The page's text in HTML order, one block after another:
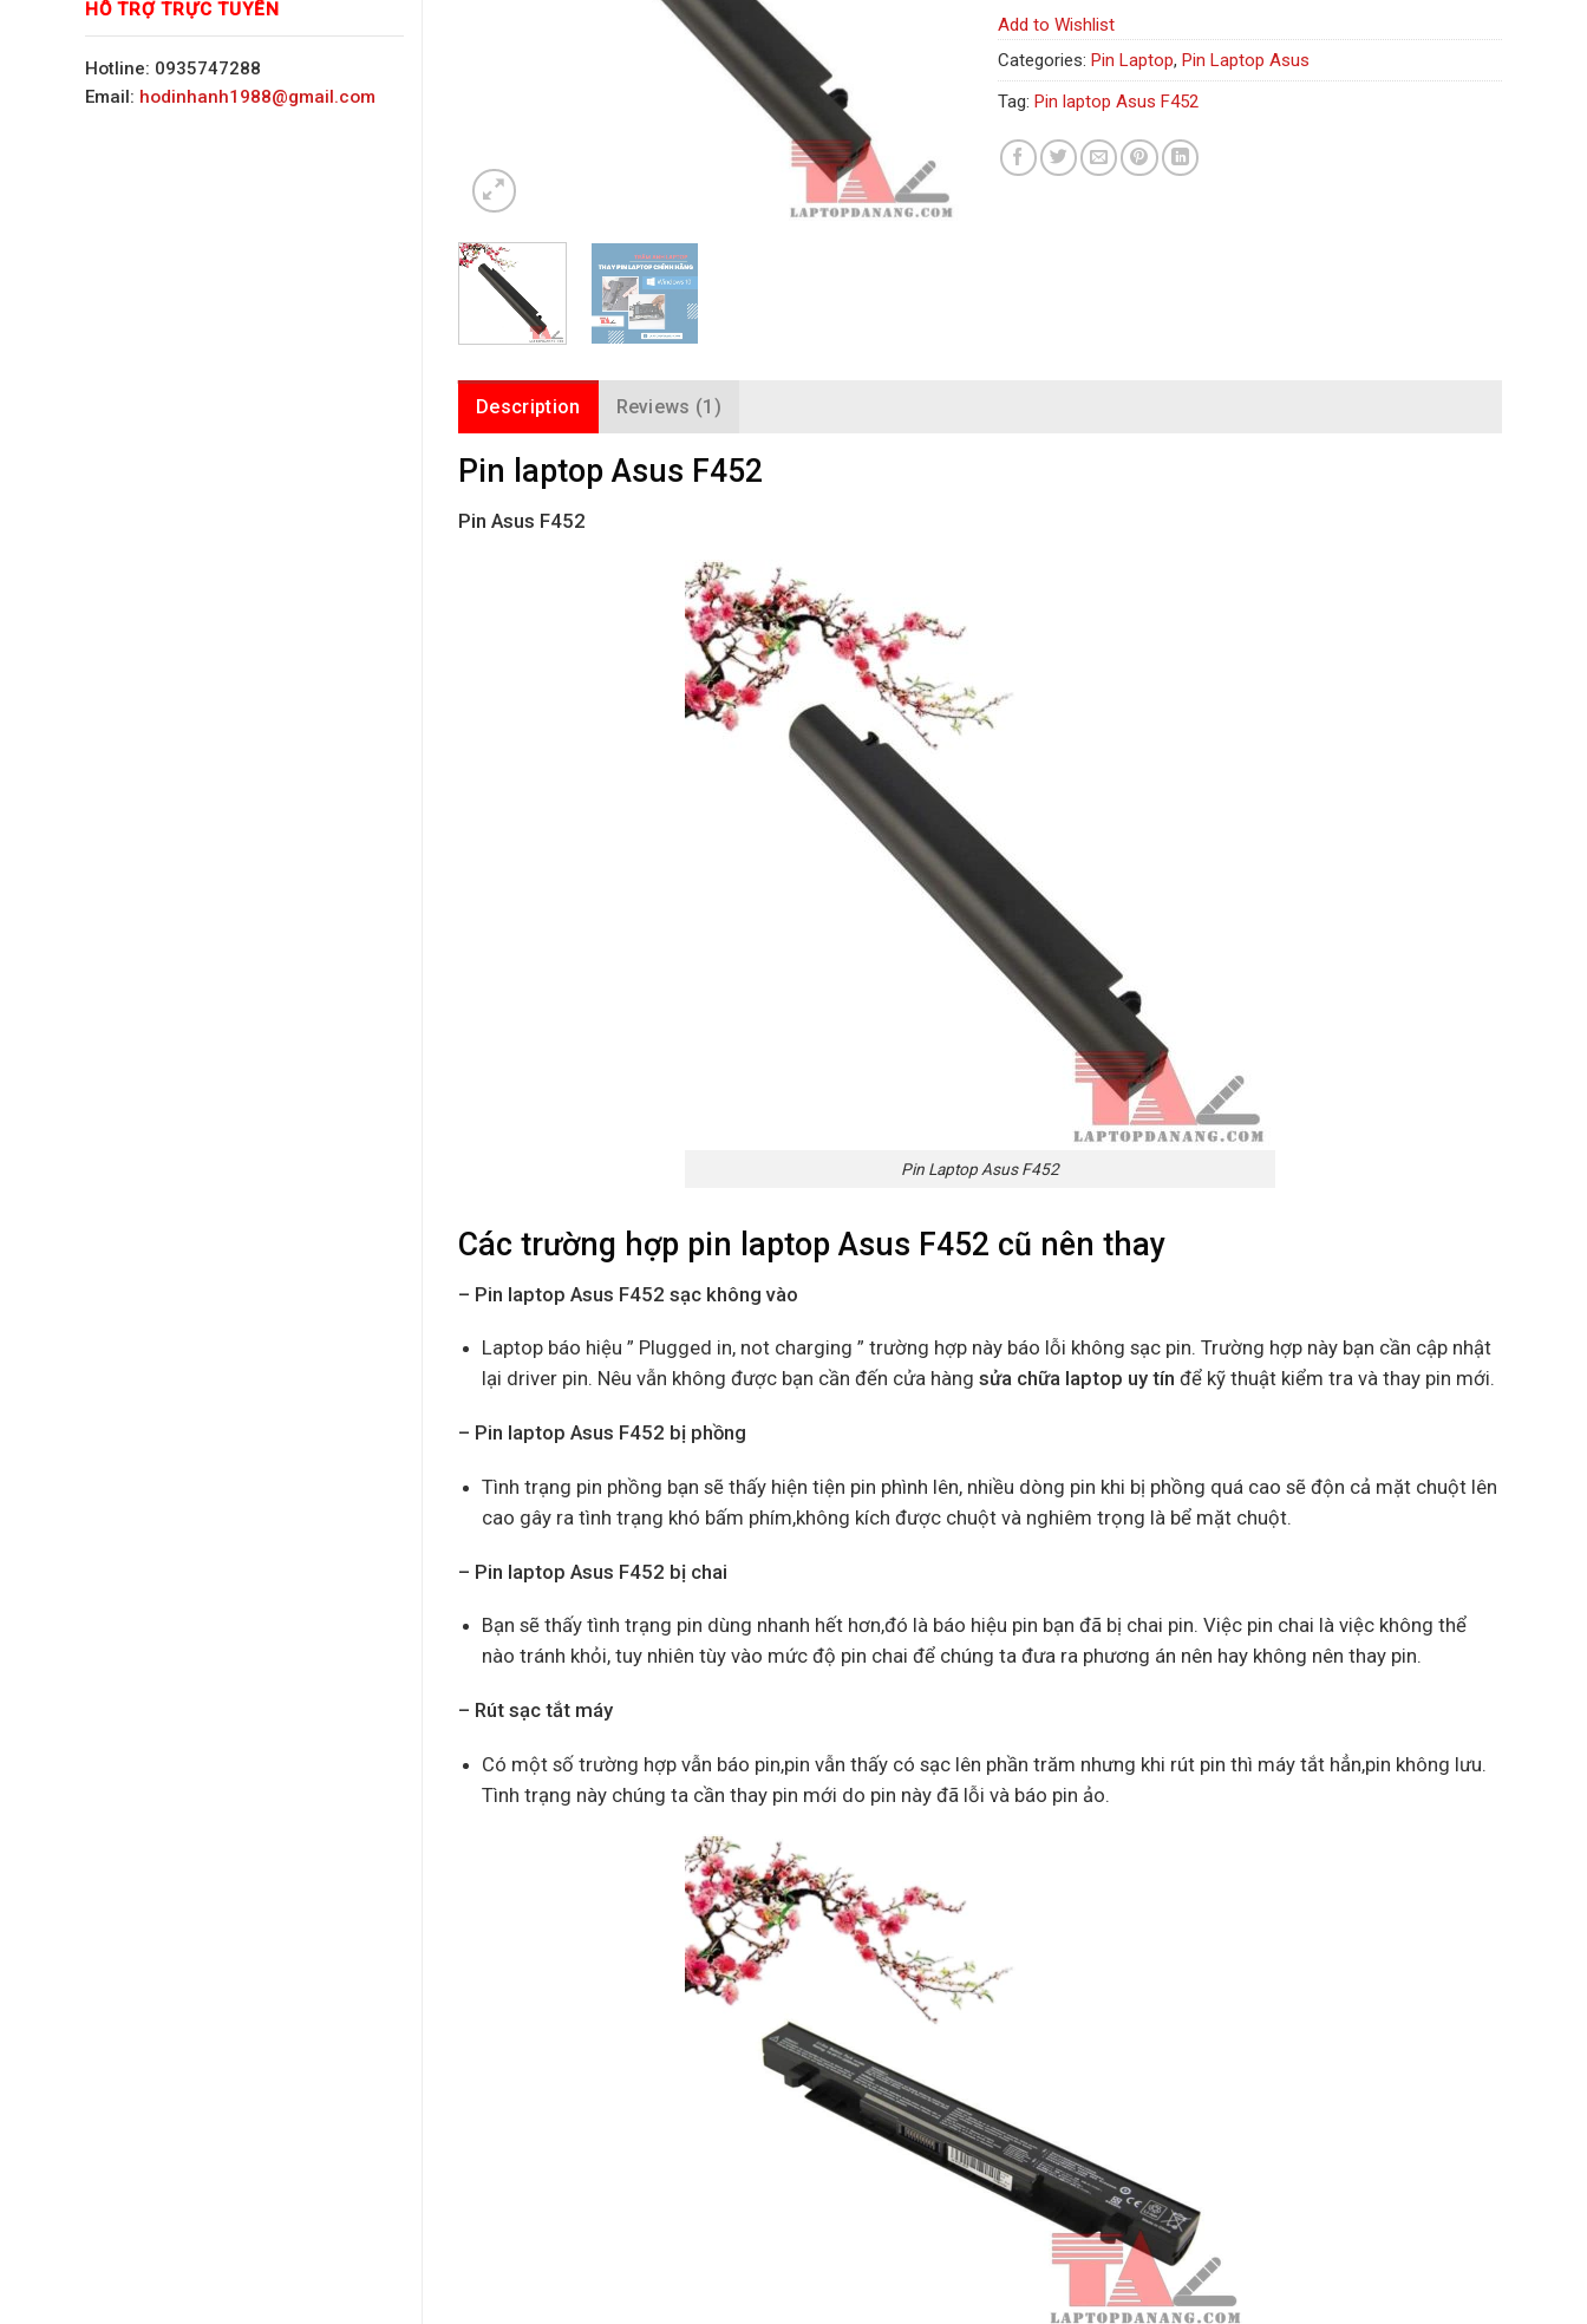
HỖ TRỢ TRỰC TUYẾN
Hotline: 0935747288
Email: hodinhanh1988@gmail.com
Add to Wishlist
Categories: Pin Laptop, Pin Laptop Asus
Tag: Pin laptop Asus F452
Description Reviews (1)
Pin laptop Asus F452
Pin Asus F452
Pin Laptop Asus F452
Các trường hợp pin laptop Asus F452 cũ nên thay
– Pin laptop Asus F452 sạc không vào
Laptop báo hiệu ” Plugged in, not charging ” trường hợp này báo lỗi không sạc pin. Trường hợp này bạn cần cập nhật
lại driver pin. Nêu vẫn không được bạn cần đến cửa hàng sửa chữa laptop uy tín để kỹ thuật kiểm tra và thay pin mới.
– Pin laptop Asus F452 bị phồng
Tình trạng pin phồng bạn sẽ thấy hiện tiện pin phình lên, nhiều dòng pin khi bị phồng quá cao sẽ độn cả mặt chuột lên
cao gây ra tình trạng khó bấm phím,không kích được chuột và nghiêm trọng là bể mặt chuột.
– Pin laptop Asus F452 bị chai
Bạn sẽ thấy tình trạng pin dùng nhanh hết hơn,đó là báo hiệu pin bạn đã bị chai pin. Việc pin chai là việc không thể
nào tránh khỏi, tuy nhiên tùy vào mức độ pin chai để chúng ta đưa ra phương án nên hay không nên thay pin.
– Rút sạc tắt máy
Có một số trường hợp vẫn báo pin,pin vẫn thấy có sạc lên phần trăm nhưng khi rút pin thì máy tắt hẳn,pin không lưu.
Tình trạng này chúng ta cần thay pin mới do pin này đã lỗi và báo pin ảo.